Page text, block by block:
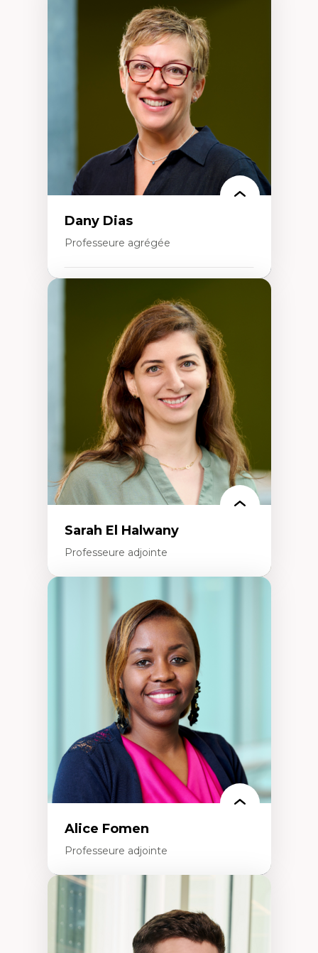
Didactique des sciences – processus
d’enquête et culture scientifique
Éducation en milieu minoritaire –
construction identitaire et conscience
Technologies éducatives – ludification et
programmation pédagogique
La langue dans toutes les matières –
environnement discursif et langage
Dany Dias
Professeure agrégée
Pédagogies critiques et justice sociale
Éthique relationnelle et sollicitude en
Décolonisation et autochtonisation de la
formation à l’enseignement
Littératie et didactique du français
Éducation inclusive
Formation à l’enseignement en contexte
francophone minoritaire
Identité linguistique et culturelle
Recherche-action et approches
participatives
Leadership éducatif et pratiques réflexives
Éducation durable et bien-être en
enseignement
Sarah El Halwany
Professeure adjointe
Les apports pédagogiques des théories de
l'affect, du posthumanisme, du féminisme
dans l'éducation aux sciences
L'apprentissage des sciences/STIM dans une
perspective socioécologique de care
L’insertion professionnelle des
enseignant.e.s
Alice Fomen
Professeure adjointe
Expertises
Acceptabilité, acceptation et adoption des
technologies
Technologies d'apprentissage innovantes